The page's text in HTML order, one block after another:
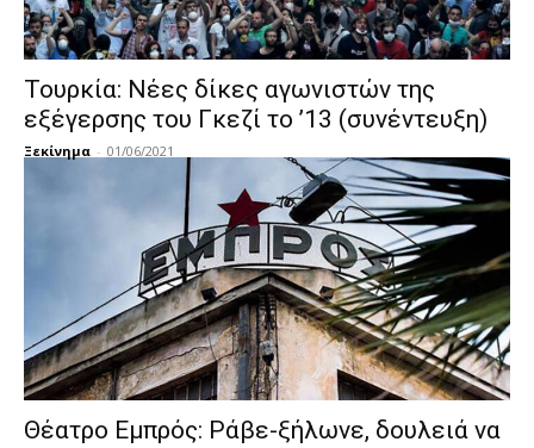
Τουρκία: Νέες δίκες αγωνιστών της
εξέγερσης του Γκεζί το ’13 (συνέντευξη)
Ξεκίνημα - 01/06/2021
Θέατρο Εμπρός: Ράβε-ξήλωνε, δουλειά να